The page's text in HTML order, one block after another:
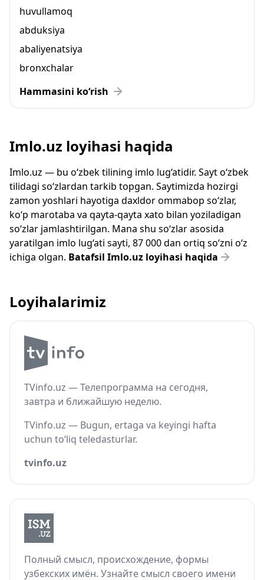
huvullamoq
abduksiya
abaliyenatsiya
bronxchalar
Hammasini ko‘rish
Imlo.uz loyihasi haqida
Imlo.uz — bu o‘zbek tilining imlo lug‘atidir. Sayt o‘zbek
tilidagi so‘zlardan tarkib topgan. Saytimizda hozirgi
zamon yoshlari hayotiga daxldor ommabop so‘zlar,
ko‘p marotaba va qayta-qayta xato bilan yoziladigan
so‘zlar jamlashtirilgan. Mana shu so‘zlar asosida
yaratilgan imlo lug‘ati sayti, 87 000 dan ortiq so‘zni o‘z
ichiga olgan. Batafsil Imlo.uz loyihasi haqida
Loyihalarimiz
TVinfo.uz — Телепрограмма на сегодня,
завтра и ближайшую неделю.
TVinfo.uz — Bugun, ertaga va keyingi hafta
uchun to‘liq teledasturlar.
tvinfo.uz
Полный смысл, происхождение, формы
узбекских имён. Узнайте смысл своего имени